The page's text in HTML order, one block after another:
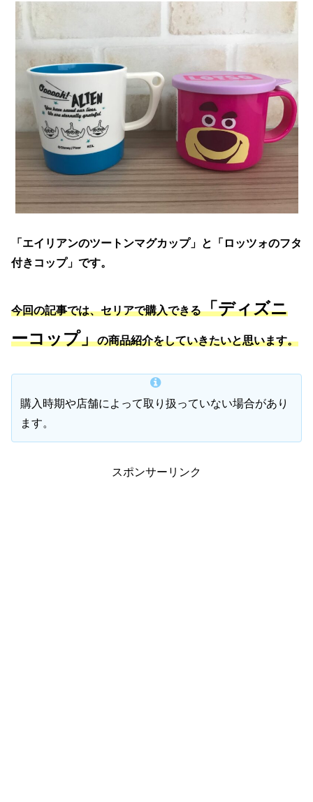
「エイリアンのツートンマグカップ」と「ロッツォのフタ
付きコップ」です。
今回の記事では、セリアで購入できる「ディズニ
ーコップ」の商品紹介をしていきたいと思います。
購入時期や店舗によって取り扱っていない場合があり
ます。
スポンサーリンク